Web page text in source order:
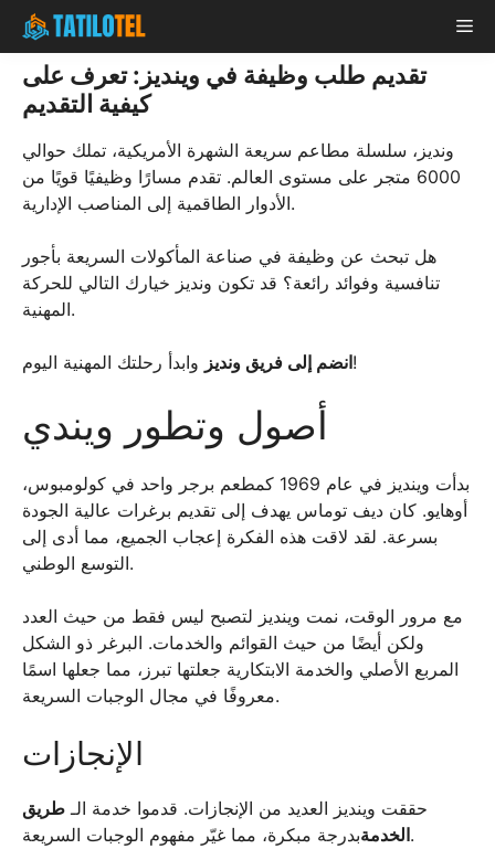
Skip
content
تقديم طلب وظيفة في وينديز: تعرف على
كيفية التقديم
ونديز، سلسلة مطاعم سريعة الشهرة الأمريكية، تملك حوالي
6000 متجر على مستوى العالم. تقدم مسارًا وظيفيًا قويًا من
الأدوار الطاقمية إلى المناصب الإدارية.
هل تبحث عن وظيفة في صناعة المأكولات السريعة بأجور
تنافسية وفوائد رائعة؟ قد تكون ونديز خيارك التالي للحركة
المهنية.
انضم إلى فريق ونديزوابدأ رحلتك المهنية اليوم!
أصول وتطور ويندي
بدأت وينديز في عام 1969 كمطعم برجر واحد في كولومبوس،
أوهايو. كان ديف توماس يهدف إلى تقديم برغرات عالية الجودة
بسرعة. لقد لاقت هذه الفكرة إعجاب الجميع، مما أدى إلى
التوسع الوطني.
مع مرور الوقت، نمت وينديز لتصبح ليس فقط من حيث العدد
ولكن أيضًا من حيث القوائم والخدمات. البرغر ذو الشكل
المربع الأصلي والخدمة الابتكارية جعلتها تبرز، مما جعلها اسمًا
معروفًا في مجال الوجبات السريعة.
الإنجازات
حققت وينديز العديد من الإنجازات. قدموا خدمة الـ طريق
الخدمةبدرجة مبكرة، مما غيّر مفهوم الوجبات السريعة.